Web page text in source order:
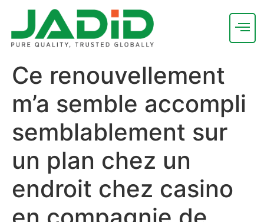
Ce renouvellement
m’a semble accompli
semblablement sur
un plan chez un
endroit chez casino